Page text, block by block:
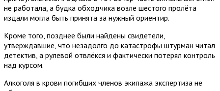
не работала, а будка обходчика возле шестого пролёта
издали могла быть принята за нужный ориентир.
Кроме того, позднее были найдены свидетели,
утверждавшие, что незадолго до катастрофы штурман читал
детектив, а рулевой отвлёкся и фактически потерял контроль
над курсом.
Алкоголя в крови погибших членов экипажа экспертиза не